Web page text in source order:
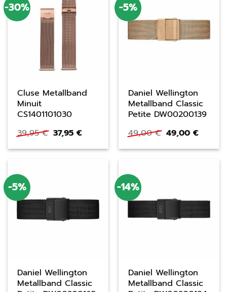
-30%
Cluse Metallband
Minuit
CS1401101030
39,95€ Ursprünglicher
Preis
war:
37,95€Aktueller
ist:
-5%
Daniel Wellington
Metallband Classic
Petite DW00200139
49,00€ Ursprünglicher
Preis
war:
49,00€
ist:
-5%
Daniel Wellington
Metallband Classic
-14%
Daniel Wellington
Metallband Classic